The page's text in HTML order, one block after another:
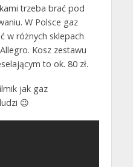
trzeba brać pod
W Polsce gaz
w różnych sklepach
Kosz zestawu
to ok. 80 zł.
jak gaz
😉